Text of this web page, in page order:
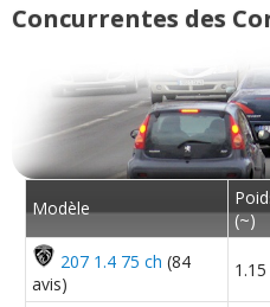
Concurrentes des
Modèle
(~)
207 1.4 75 ch (84
avis)